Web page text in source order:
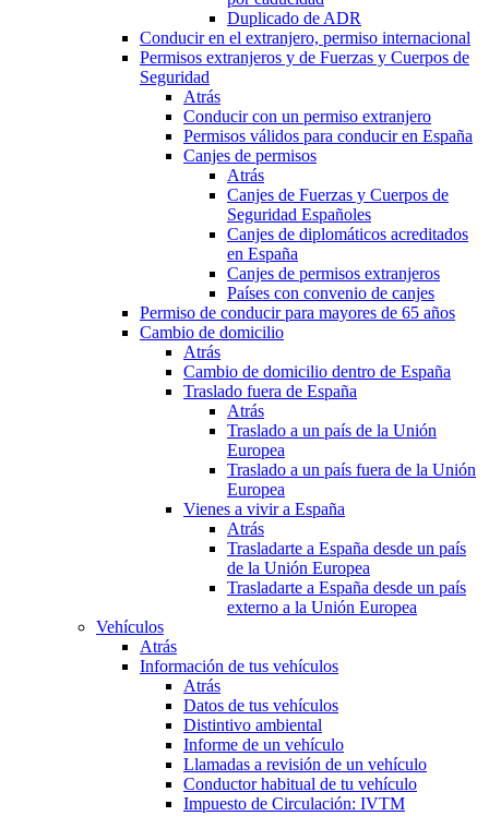
Duplicado de ADR
Conducir en el extranjero, permiso internacional
Permisos extranjeros y de Fuerzas y Cuerpos de
Seguridad
Atrás
Conducir con un permiso extranjero
Permisos válidos para conducir en España
Canjes de permisos
Atrás
Canjes de Fuerzas y Cuerpos de
Seguridad Españoles
Canjes de diplomáticos acreditados
en España
Canjes de permisos extranjeros
Países con convenio de canjes
Permiso de conducir para mayores de 65 años
Cambio de domicilio
Atrás
Cambio de domicilio dentro de España
Traslado fuera de España
Atrás
Traslado a un país de la Unión
Europea
Traslado a un país fuera de la Unión
Europea
Vienes a vivir a España
Atrás
Trasladarte a España desde un país
de la Unión Europea
Trasladarte a España desde un país
externo a la Unión Europea
Vehículos
Atrás
Información de tus vehículos
Atrás
Datos de tus vehículos
Distintivo ambiental
Informe de un vehículo
Llamadas a revisión de un vehículo
Conductor habitual de tu vehículo
Impuesto de Circulación: IVTM